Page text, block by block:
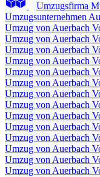
Umzugsfirma
Umzugsunternehmen
Umzug von Auerbach
Umzug von Auerbach
Umzug von Auerbach
Umzug von Auerbach
Umzug von Auerbach
Umzug von Auerbach
Umzug von Auerbach
Umzug von Auerbach
Umzug von Auerbach
Umzug von Auerbach
Umzug von Auerbach
Umzug von Auerbach
Umzug von Auerbach
Umzug von Auerbach